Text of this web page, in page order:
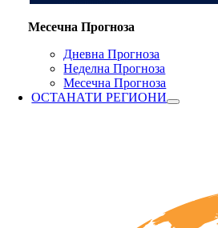
Месечна Прогноза
Дневна Прогноза
Неделна Прогноза
Месечна Прогноза
ОСТАНАТИ РЕГИОНИ